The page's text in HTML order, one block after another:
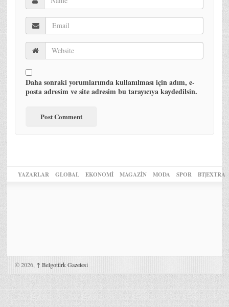
Daha sonraki yorumlarımda kullanılması için adım, e-
posta adresim ve site adresim bu tarayıcıya kaydedilsin.
YAZARLAR GLOBAL EKONOMİ MAGAZİN MODA SPOR BT|EXTRA
© 2026, ↑ Belgotürk Gazetesi